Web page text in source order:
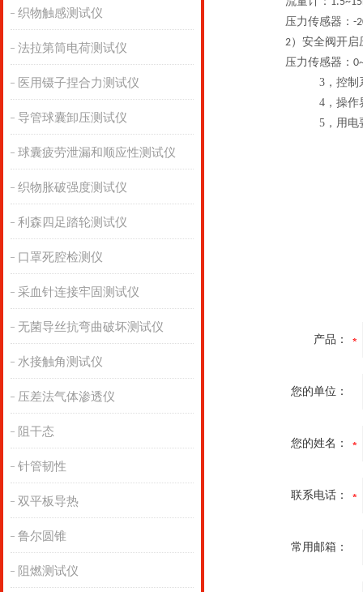
织物触感测试仪
法拉第筒电荷测试仪
医用镊子捏合力测试仪
导管球囊卸压测试仪
球囊疲劳泄漏和顺应性测试仪
织物胀破强度测试仪
利森四足踏轮测试仪
口罩死腔检测仪
采血针连接牢固测试仪
无菌导丝抗弯曲破坏测试仪
水接触角测试仪
压差法气体渗透仪
阻干态
针管韧性
双平板导热
鲁尔圆锥
阻燃测试仪
压力传感器： -
2）安全阀开启
压力传感器：
3， 控制
4， 操作
5， 用电
产品：
您的单位：
您的姓名：
联系电话：
常用邮箱：